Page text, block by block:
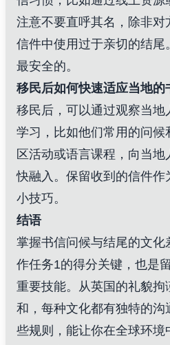
注意不要直呼其名，除非
信件中使用过于亲切的结尾
最安全的。
移民后如何快速适应当地的
移民后，可以通过观察当
学习，比如他们常用的问候
区活动或语言课程，向当
快融入。保留收到的信件作
小技巧。
结语
掌握书信问候与结尾的文化
作任务1的得分关键，也是
重要技能。从英国的礼貌
和，每种文化都有独特的
些规则，能让你在全球环境